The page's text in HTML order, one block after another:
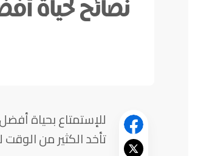
نصائح لحياة
للإستمتاع بحياة
تأخد الكثير من